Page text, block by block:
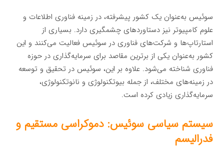
سوئیس به‌عنوان یک کشور پیشرفته، در زمینه فناوری اطلاعات و
علوم کامپیوتر نیز دستاوردهای چشمگیری دارد. بسیاری از
استارتاپ‌ها و شرکت‌های فناوری در سوئیس فعالیت می‌کنند و این
کشور به‌عنوان یکی از برترین مقاصد برای سرمایه‌گذاری در حوزه
فناوری شناخته می‌شود. علاوه بر این، سوئیس در تحقیق و توسعه
در زمینه‌های مختلف، از جمله بیوتکنولوژی و نانوتکنولوژی،
سرمایه‌گذاری زیادی کرده است.
سیستم سیاسی سوئیس: دموکراسی مستقیم و
فدرالیسم